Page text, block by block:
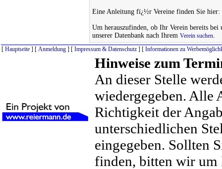
Eine Anleitung fï¿½r Vereine finden Sie
Um herauszufinden, ob Ihr Verein bereits
unserer Datenbank nach Ihrem Verein suchen.
[ Hauptseite ] [ Anmeldung ] [ Impressum & Datenschutz ] [ Informationen zu
Hinweise zum
An dieser Stelle
wiedergegeben. Alle
Richtigkeit der
unterschiedlichen
eingegeben. Sollten
finden, bitten wir um